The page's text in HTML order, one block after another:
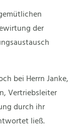
der
bei Herrn Janke,
Vertriebsleiter
durch ihr
ließ.